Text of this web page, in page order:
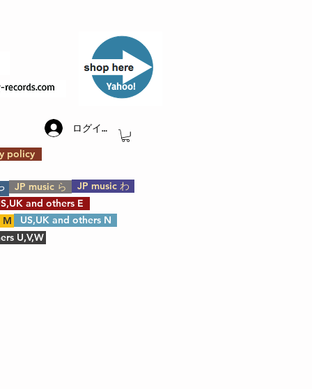
​Yahoo!
policy
ログイン
JP music ら
JP music わ
and others E
US,UK and others N
U,V,W
M